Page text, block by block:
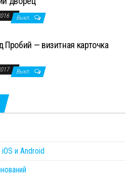
Выкл.
Пробий — визитная карточка
Выкл.
и Android